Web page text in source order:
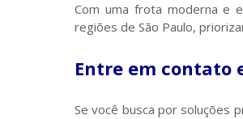
Com uma frota moderna e
regiões de São Paulo,
Entre em contato
Se você busca por soluções